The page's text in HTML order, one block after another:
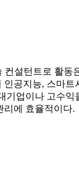
컨설턴트로 활
공지능, 스마
기업이나 고수
리에 효율적이다.